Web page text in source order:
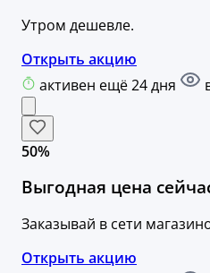
Утром дешевле.
Открыть акцию
активен ещё 24 дня
50%
Выгодная цена
Заказывай в сети
Открыть акцию